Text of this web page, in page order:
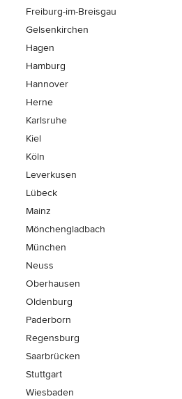
Freiburg-im-Breisgau
Gelsenkirchen
Hagen
Hamburg
Hannover
Herne
Karlsruhe
Kiel
Köln
Leverkusen
Lübeck
Mainz
Mönchen­gladbach
München
Neuss
Oberhausen
Oldenburg
Paderborn
Regensburg
Saarbrücken
Stuttgart
Wiesbaden